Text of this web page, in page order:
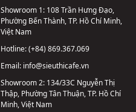
Showroom 1: 108 Trần Hưng Đạo,
Phường Bến Thành, TP. Hồ Chí Minh,
Việt Nam
Hotline:(+84) 869.367.069
Email: info@sieuthicafe.vn
Showroom 2: 134/33C Nguyễn Thị
Thập, Phường Tân Thuận, TP. Hồ Chí
Minh, Việt Nam